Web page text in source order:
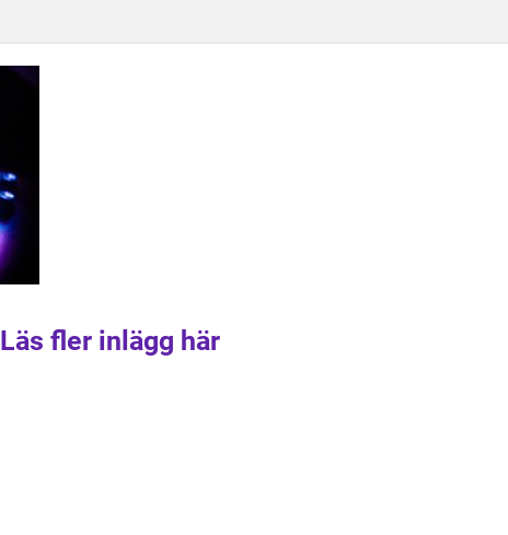
Läs fler inlägg här